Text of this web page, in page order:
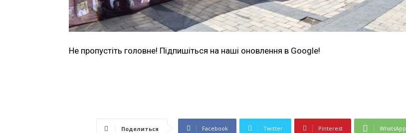
Не пропустіть головне! Підпишіться на наші оновлення в Google!
Поделиться Facebook Twitter Pinterest WhatsApp